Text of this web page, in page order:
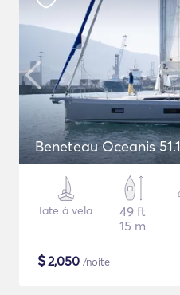
Beneteau Oceanis 51.1
Iate à vela
49 ft
15 m
$2,050 /noite